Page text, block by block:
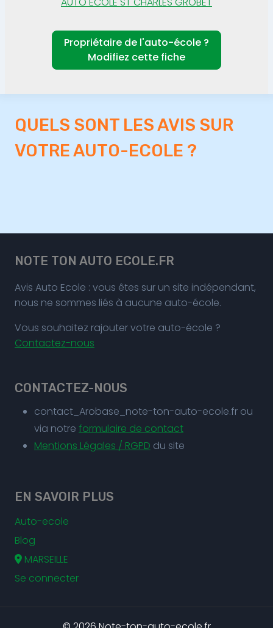
Propriétaire de l'auto-école ?
Modifiez cette fiche
QUELS SONT LES AVIS SUR
VOTRE AUTO-ECOLE ?
NOTE TON AUTO ECOLE.FR
Avis Auto Ecole : vous êtes sur un site indépendant,
nous ne sommes liés à aucune auto-école.
Vous souhaitez rajouter votre auto-école ?
Contactez-nous
CONTACTEZ-NOUS
contact_Arobase_note-ton-auto-ecole.fr ou
via notre formulaire de contact
Mentions Légales / RGPD du site
EN SAVOIR PLUS
Auto-ecole
Blog
MARSEILLE
Se connecter